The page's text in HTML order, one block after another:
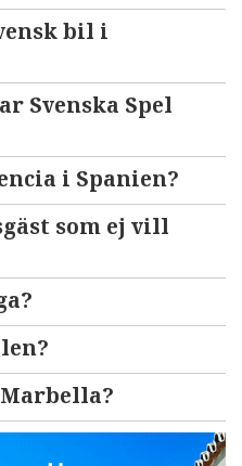
bil i
Svenska Spel
i Spanien?
som ej vill